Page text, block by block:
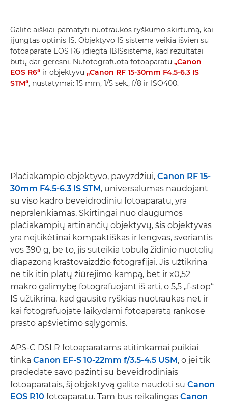
Galite aiškiai pamatyti nuotraukos ryškumo skirtumą, kai
įjungtas optinis IS. Objektyvo IS sistema veikia išvien su
fotoaparate EOS R6 įdiegta IBISsistema, kad rezultatai
būtų dar geresni. Nufotografuota fotoaparatu „Canon
EOS R6“ ir objektyvu „Canon RF 15-30mm F4.5-6.3 IS
STM“, nustatymai: 15 mm, 1/5 sek., f/8 ir ISO400.
Plačiakampio objektyvo, pavyzdžiui, Canon RF 15-
30mm F4.5-6.3 IS STM, universalumas naudojant
su viso kadro beveidrodiniu fotoaparatu, yra
nepralenkiamas. Skirtingai nuo daugumos
plačiakampių artinančių objektyvų, šis objektyvas
yra neįtikėtinai kompaktiškas ir lengvas, sveriantis
vos 390 g, be to, jis suteikia tobulą židinio nuotolių
diapazoną kraštovaizdžio fotografijai. Jis užtikrina
ne tik itin platų žiūrėjimo kampą, bet ir x0,52
makro galimybę fotografuojant iš arti, o 5,5 „f-stop“
IS užtikrina, kad gausite ryškias nuotraukas net ir
kai fotografuojate laikydami fotoaparatą rankose
prasto apšvietimo sąlygomis.
APS-C DSLR fotoaparatams atitinkamai puikiai
tinka Canon EF-S 10-22mm f/3.5-4.5 USM, o jei tik
pradedate savo pažintį su beveidrodiniais
fotoaparatais, šį objektyvą galite naudoti su Canon
EOS R10 fotoaparatu. Tam bus reikalingas Canon